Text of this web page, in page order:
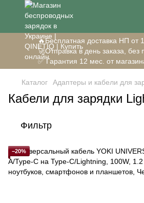
🔥Бесплатная доставка НП от
🚀Отправка в день заказа, без
✅ Гарантия 12 мес. от
Каталог Адаптеры и кабели для
Кабели для зарядки
Фильтр
−20%